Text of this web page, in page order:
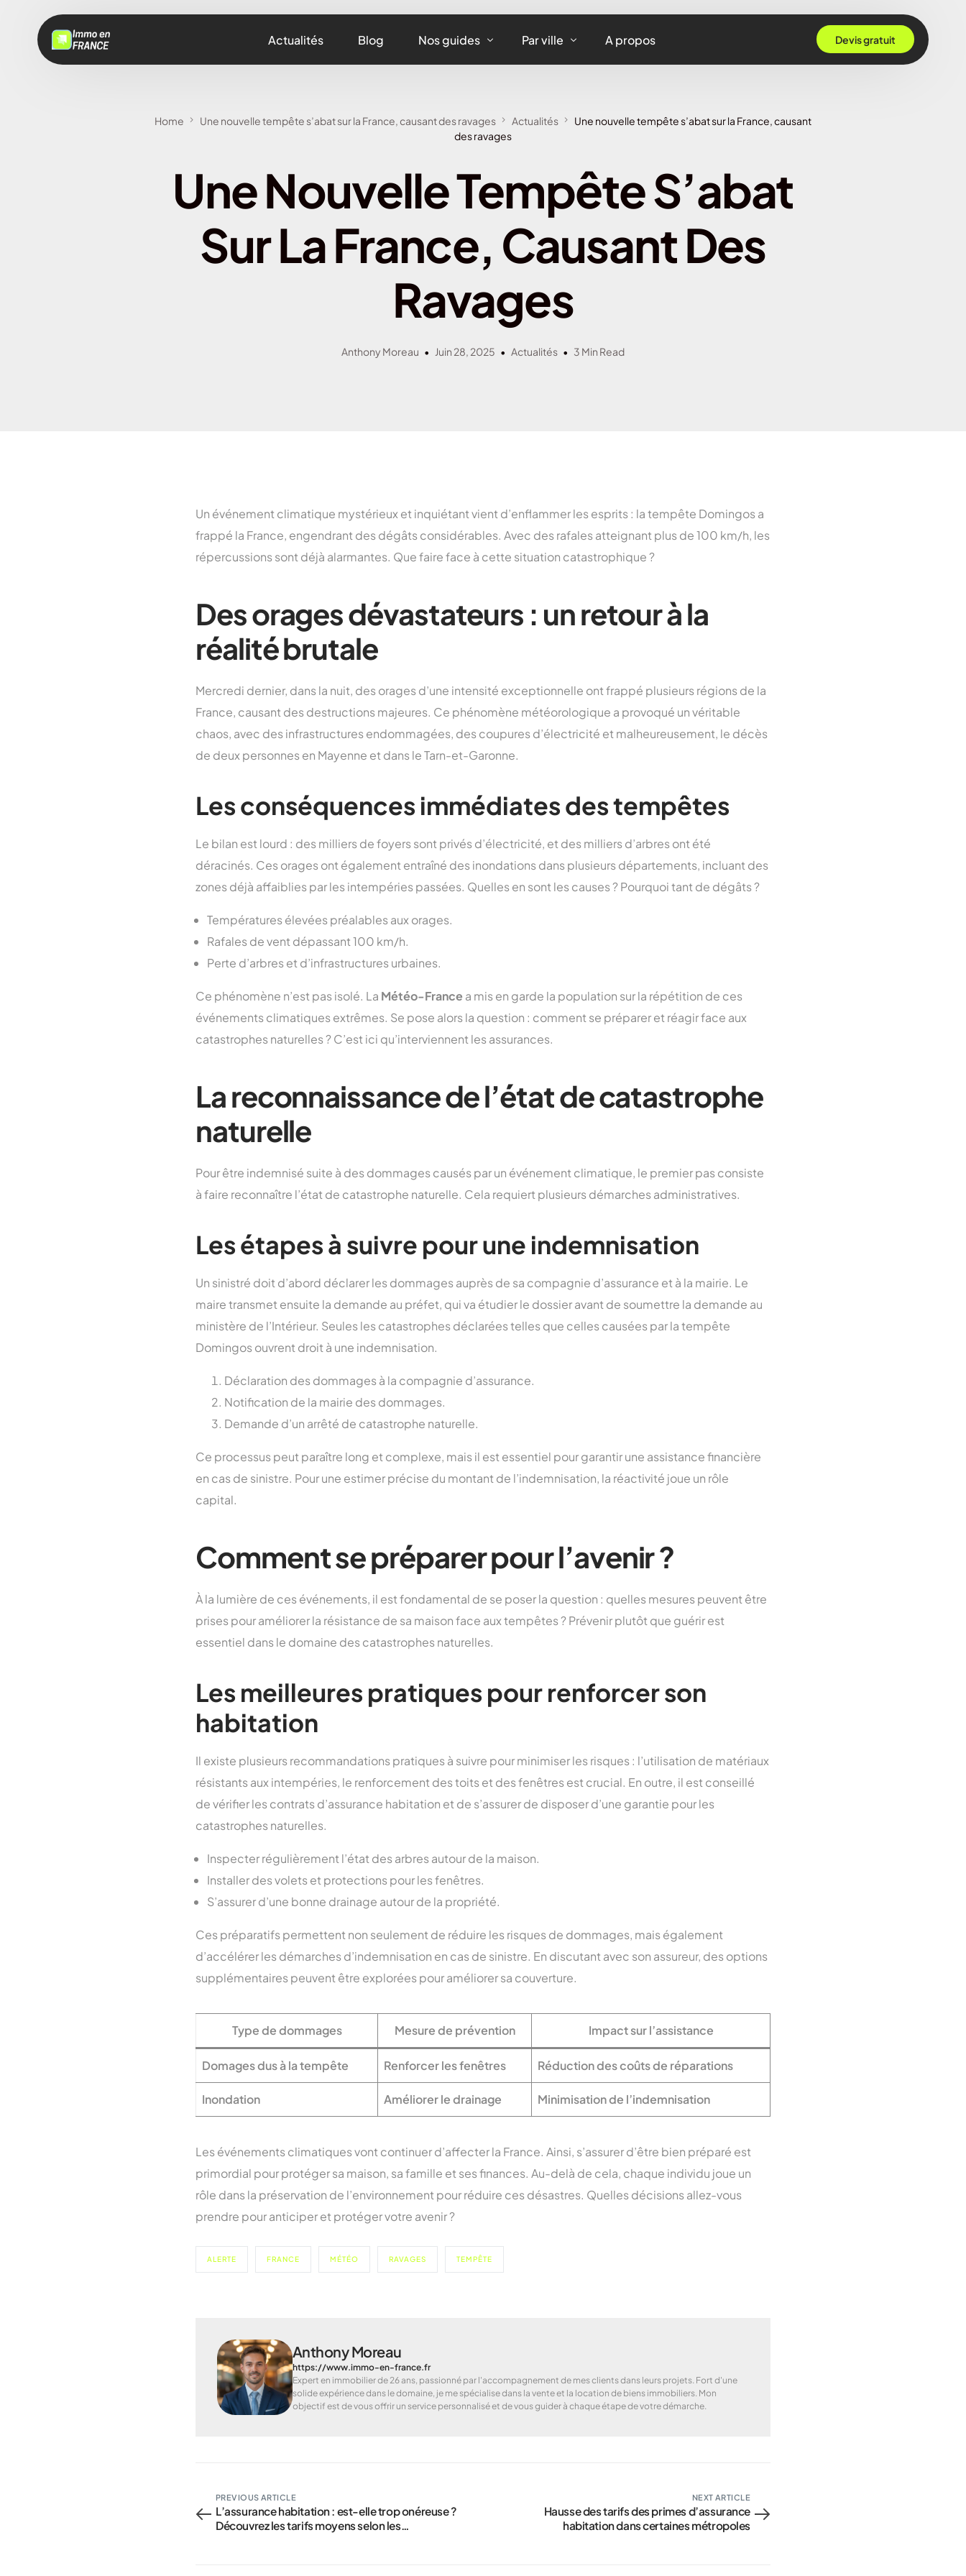
Actualités Blog Nos guides
Assurance appartement
Par ville
Assurance habitation Bordeaux
Assurance habitation Montpellier
Assurance habitation Strasbourg
Assurance habitation Nice
Assurance habitation Toulouse
Assurance habitation Marseille
A propos Devis gratuit
Home Une nouvelle tempête s’abat sur la France, causant des ravages Actualités
Une nouvelle tempête s’abat sur la France, causant
des ravages
Une Nouvelle Tempête S’abat
Sur La France, Causant Des
Ravages
Anthony Moreau Juin 28, 2025 Actualités 3 Min Read
Un événement climatique mystérieux et inquiétant vient d’enflammer les esprits : la tempête Domingos a
frappé la France, engendrant des dégâts considérables. Avec des rafales atteignant plus de 100 km/h, les
répercussions sont déjà alarmantes. Que faire face à cette situation catastrophique ?
Des orages dévastateurs : un retour à la
réalité brutale
Mercredi dernier, dans la nuit, des orages d’une intensité exceptionnelle ont frappé plusieurs régions de la
France, causant des destructions majeures. Ce phénomène météorologique a provoqué un véritable
chaos, avec des infrastructures endommagées, des coupures d’électricité et malheureusement, le décès
de deux personnes en Mayenne et dans le Tarn-et-Garonne.
Les conséquences immédiates des tempêtes
Le bilan est lourd : des milliers de foyers sont privés d’électricité, et des milliers d’arbres ont été
déracinés. Ces orages ont également entraîné des inondations dans plusieurs départements, incluant des
zones déjà affaiblies par les intempéries passées. Quelles en sont les causes ? Pourquoi tant de dégâts ?
Températures élevées préalables aux orages.
Rafales de vent dépassant 100 km/h.
Perte d’arbres et d’infrastructures urbaines.
Ce phénomène n’est pas isolé. La Météo-France a mis en garde la population sur la répétition de ces
événements climatiques extrêmes. Se pose alors la question : comment se préparer et réagir face aux
catastrophes naturelles ? C’est ici qu’interviennent les assurances.
La reconnaissance de l’état de catastrophe
naturelle
Pour être indemnisé suite à des dommages causés par un événement climatique, le premier pas consiste
à faire reconnaître l’état de catastrophe naturelle. Cela requiert plusieurs démarches administratives.
Les étapes à suivre pour une indemnisation
Un sinistré doit d’abord déclarer les dommages auprès de sa compagnie d’assurance et à la mairie. Le
maire transmet ensuite la demande au préfet, qui va étudier le dossier avant de soumettre la demande au
ministère de l’Intérieur. Seules les catastrophes déclarées telles que celles causées par la tempête
Domingos ouvrent droit à une indemnisation.
Déclaration des dommages à la compagnie d’assurance.
Notification de la mairie des dommages.
Demande d’un arrêté de catastrophe naturelle.
Ce processus peut paraître long et complexe, mais il est essentiel pour garantir une assistance financière
en cas de sinistre. Pour une estimer précise du montant de l’indemnisation, la réactivité joue un rôle
capital.
Comment se préparer pour l’avenir ?
À la lumière de ces événements, il est fondamental de se poser la question : quelles mesures peuvent être
prises pour améliorer la résistance de sa maison face aux tempêtes ? Prévenir plutôt que guérir est
essentiel dans le domaine des catastrophes naturelles.
Les meilleures pratiques pour renforcer son
habitation
Il existe plusieurs recommandations pratiques à suivre pour minimiser les risques : l’utilisation de matériaux
résistants aux intempéries, le renforcement des toits et des fenêtres est crucial. En outre, il est conseillé
de vérifier les contrats d’assurance habitation et de s’assurer de disposer d’une garantie pour les
catastrophes naturelles.
Inspecter régulièrement l’état des arbres autour de la maison.
Installer des volets et protections pour les fenêtres.
S’assurer d’une bonne drainage autour de la propriété.
Ces préparatifs permettent non seulement de réduire les risques de dommages, mais également
d’accélérer les démarches d’indemnisation en cas de sinistre. En discutant avec son assureur, des options
supplémentaires peuvent être explorées pour améliorer sa couverture.
Type de dommages Mesure de prévention Impact sur l’assistance
Domages dus à la tempête Renforcer les fenêtres Réduction des coûts de réparations
Inondation Améliorer le drainage Minimisation de l’indemnisation
Les événements climatiques vont continuer d’affecter la France. Ainsi, s’assurer d’être bien préparé est
primordial pour protéger sa maison, sa famille et ses finances. Au-delà de cela, chaque individu joue un
rôle dans la préservation de l’environnement pour réduire ces désastres. Quelles décisions allez-vous
prendre pour anticiper et protéger votre avenir ?
ALERTE FRANCE MÉTÉO RAVAGES TEMPÊTE
Anthony Moreau
https://www.immo-en-france.fr
Expert en immobilier de 26 ans, passionné par l'accompagnement de mes clients dans leurs projets. Fort d'une
solide expérience dans le domaine, je me spécialise dans la vente et la location de biens immobiliers. Mon
objectif est de vous offrir un service personnalisé et de vous guider à chaque étape de votre démarche.
PREVIOUS ARTICLE
L’assurance habitation : est-elle trop onéreuse ?
Découvrez les tarifs moyens selon les
NEXT ARTICLE
Hausse des tarifs des primes d’assurance
habitation dans certaines métropoles